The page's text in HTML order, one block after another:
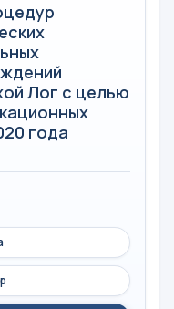
Лог с целью
года